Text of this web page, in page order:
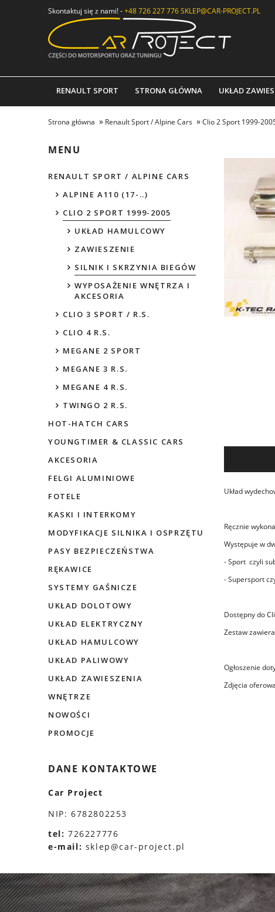
Skontaktuj się z nami! -+48 726 227 776SKLEP@CAR-PROJECT.PL
RENAULT SPORT STRONA GŁÓWNA UKŁAD
Strona główna » Renault Sport / Alpine Cars »Clio 2 Sport 1999-
MENU
RENAULT SPORT / ALPINE CARS
ALPINE A110 (17-..)
CLIO 2 SPORT 1999-2005
UKŁAD HAMULCOWY
ZAWIESZENIE
SILNIK I SKRZYNIA BIEGÓW
WYPOSAŻENIE WNĘTRZA I
AKCESORIA
CLIO 3 SPORT / R.S.
CLIO 4 R.S.
MEGANE 2 SPORT
MEGANE 3 R.S.
MEGANE 4 R.S.
TWINGO 2 R.S.
HOT-HATCH CARS
YOUNGTIMER & CLASSIC CARS
AKCESORIA
FELGI ALUMINIOWE
FOTELE
KASKI I INTERKOMY
MODYFIKACJE SILNIKA I OSPRZĘTU
PASY BEZPIECZEŃSTWA
RĘKAWICE
SYSTEMY GAŚNICZE
UKŁAD DOLOTOWY
UKŁAD ELEKTRYCZNY
UKŁAD HAMULCOWY
UKŁAD PALIWOWY
UKŁAD ZAWIESZENIA
WNĘTRZE
NOWOŚCI
PROMOCJE
DANE KONTAKTOWE
Car Project
NIP: 6782802253
tel: 726227776
e-mail: sklep@car-project.pl
Układ
Ręcznie
Występuje w
- Sport czyli
- Supersport
Dostępny do
Zestaw
Ogłoszenie
Zdjęcia